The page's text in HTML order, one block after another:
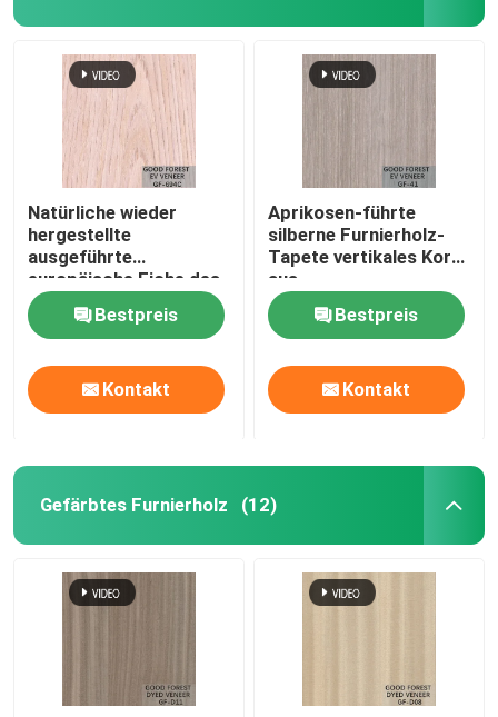
Natürliche wieder
hergestellte
ausgeführte
europäische Eiche des
Furnierholz-E. -
Bestpreis
Kontakt
Aprikosen-führte
silberne Furnierholz-
Tapete vertikales Korn
aus
Bestpreis
Kontakt
Gefärbtes Furnierholz (12)